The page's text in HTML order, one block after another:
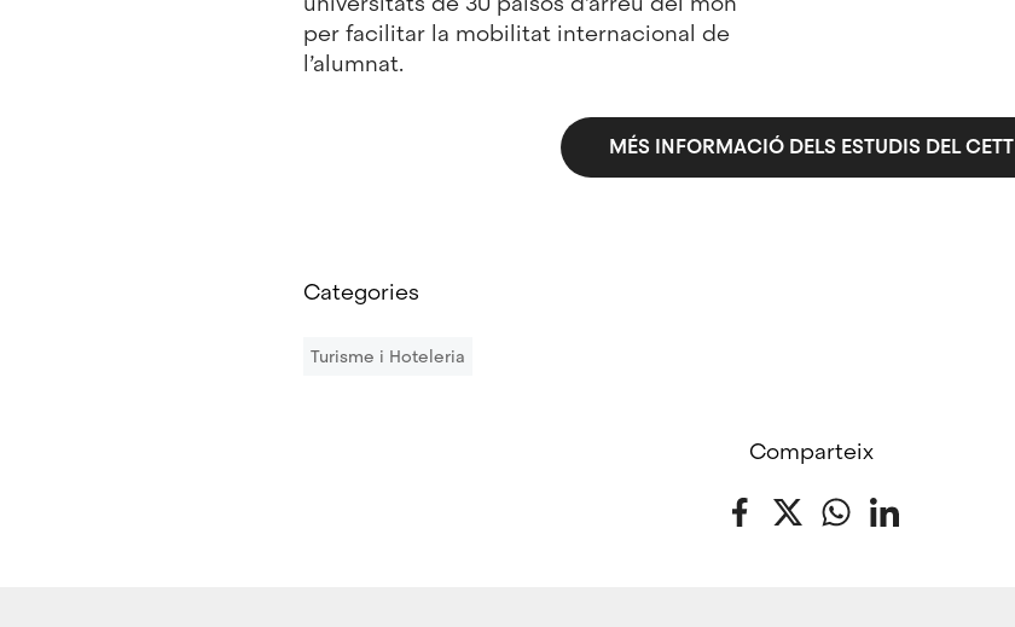
per facilitar la mobilitat internacional de
l’alumnat.
MÉS INFORMACIÓ DELS ESTUDIS DEL CETT
Categories
Turisme i Hoteleria
Comparteix
Facebook
TwitterWhatsApp
LinkedIn